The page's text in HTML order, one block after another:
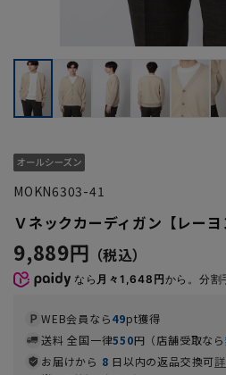
MOKN6303-41
Ｖネックカーディガン【レーヨ
9,889円
なら 月々1,648円から。分割
WEB会員なら49pt獲得
送料 全国一律550円（店舗受取なら
お届けから 8 日以内の返品交換可